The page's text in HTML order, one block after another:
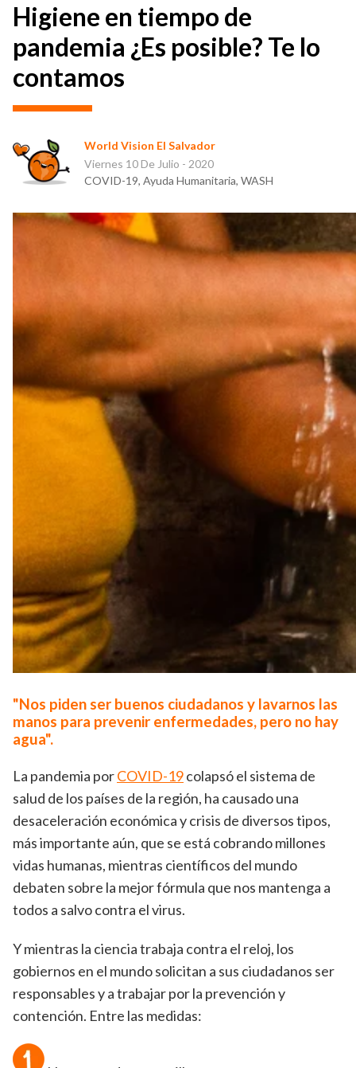
Higiene en tiempo de
pandemia ¿Es posible? Te lo
contamos
World Vision El Salvador
Viernes 10 De Julio - 2020
COVID-19, Ayuda Humanitaria, WASH
"Nos piden ser buenos ciudadanos y lavarnos las
manos para prevenir enfermedades, pero no hay
agua".
La pandemia porCOVID-19colapsó el sistema de
salud de los países de la región, ha causado una
desaceleración económica y crisis de diversos tipos,
más importante aún, que se está cobrando millones
vidas humanas, mientras científicos del mundo
debaten sobre la mejor fórmula que nos mantenga a
todos a salvo contra el virus.
Y mientras la ciencia trabaja contra el reloj, los
gobiernos en el mundo solicitan a sus ciudadanos ser
responsables y a trabajar por la prevención y
contención. Entre las medidas: